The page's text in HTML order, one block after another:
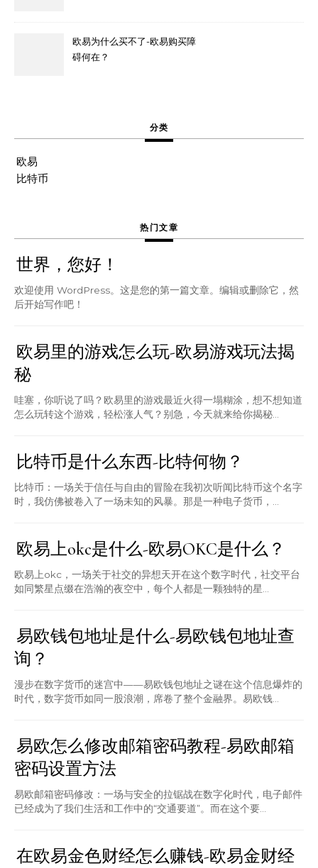
欧易为什么买不了-欧易购买障
碍何在？
分类
欧易
比特币
热门文章
世界，您好！
欢迎使用 WordPress。这是您的第一篇文章。编辑或删除它，然
后开始写作吧！
欧易里的游戏怎么玩-欧易游戏玩法揭
秘
哇塞，你听说了吗？欧易里的游戏最近火得一塌糊涂，想不想知道
怎么玩转这个游戏，轻松涨人气？别急，今天就来给你揭秘...
比特币是什么东西-比特何物？
比特币：一场关于信任与自由的冒险在我初次听闻比特币这个名字
时，我仿佛被卷入了一场未知的风暴。那是一种电子货币，...
欧易上okc是什么-欧易OKC是什么？
欧易上okc，一场关于社交的异想天开在这个数字时代，社交平台
如同繁星点缀在浩瀚的夜空中，每个人都是一颗独特的星...
易欧钱包地址是什么-易欧钱包地址查
询？
漫步在数字货币的迷宫中——易欧钱包地址之谜在这个信息爆炸的
时代，数字货币如同一股浪潮，席卷了整个金融界。易欧钱...
易欧怎么修改邮箱密码教程-易欧邮箱
密码设置方法
易欧邮箱密码修改：一场与安全的拉锯战在数字化时代，电子邮件
已经成为了我们生活和工作中的“交通要道”。而在这个要...
在欧易金色财经怎么赚钱-欧易金财经